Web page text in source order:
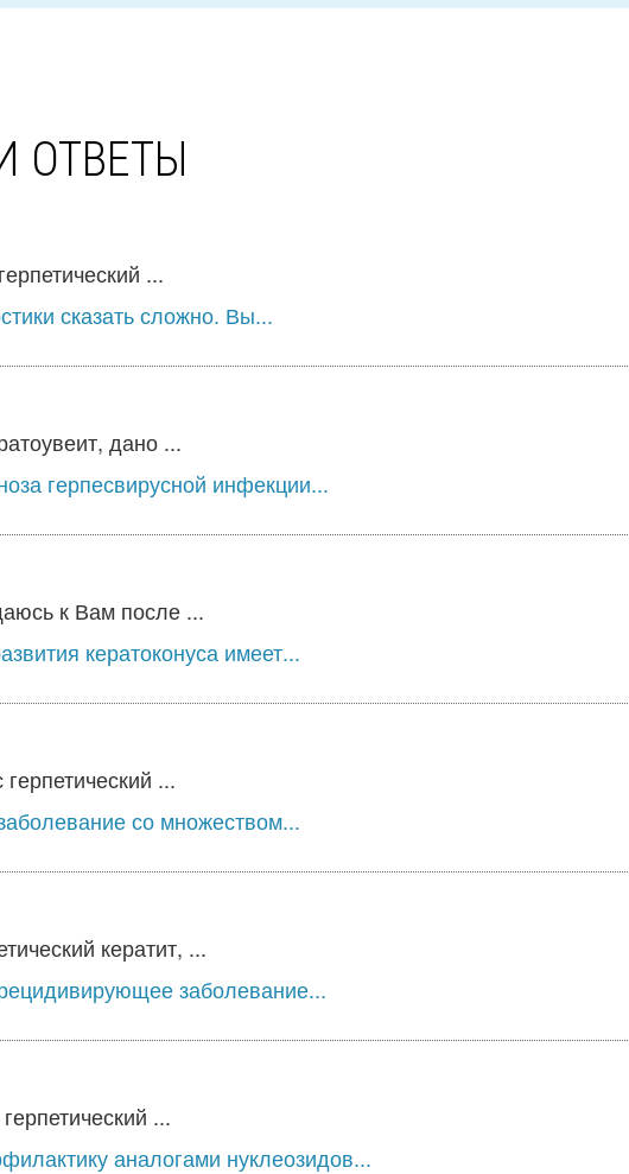
ОТВЕТЫ
...
сказать сложно. Вы...
дано ...
герпесвирусной инфекции...
к Вам после ...
кератоконуса имеет...
...
со множеством...
кератит, ...
заболевание...
...
аналогами нуклеозидов...